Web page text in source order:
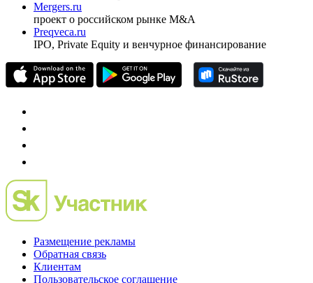
Investfunds
универсальный ресурс по фондовому рынку для
частного инвестора России
проект о российском рынке M&A
Preqveca.ru